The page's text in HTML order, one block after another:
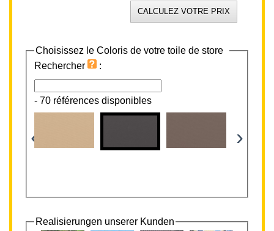
Choisissez le Coloris de votre toile de store
Rechercher
:
- 70 références disponibles
‹ ›
Realisierungen unserer Kunden